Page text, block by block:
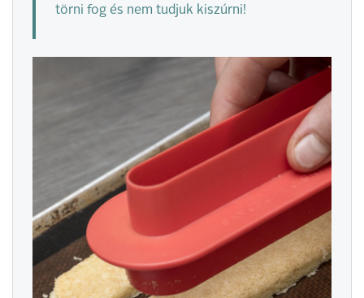
törni fog és nem tudjuk kiszúrni!